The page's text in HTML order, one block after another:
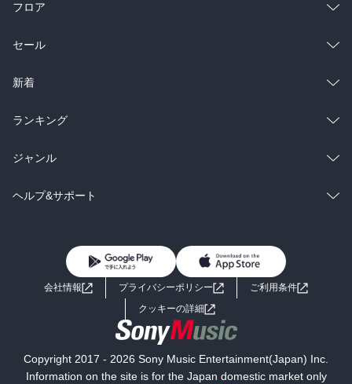
フロア
総合
ラノベ
雑誌・グラビア
BL・TL
セール
総合
ラノベ
雑誌・グラビア
BL・TL
新着
総合
ラノベ
雑誌・グラビア
ランキング
総合
ラノベ
ジャンル
コミック
ライトノベル 男子向けラノベ
小説
海外小説
ミステリー SF
ヘルプ&サポート
よくあるご質問 お問い合わせ
会社情報 プライバシーポリシー
ご利用条件
クッキーの詳細
Copyright 2017 - 2026 Sony Music Entertainment(Japan) Inc.
Information on the site is for the Japan domestic market only